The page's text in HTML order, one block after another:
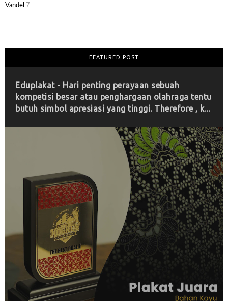
Vandel 7
FEATURED POST
Eduplakat - Hari penting perayaan sebuah
kompetisi besar atau penghargaan olahraga tentu
butuh simbol apresiasi yang tinggi. Therefore , k...